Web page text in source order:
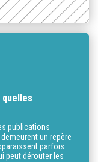
quelles
publications
un repère
parfois
peut dérouter les